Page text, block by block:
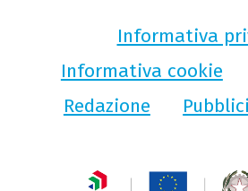
Informativa
Informativa cookie
Redazione